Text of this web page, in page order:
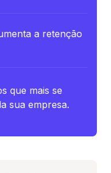
a retenção
que mais se
sua empresa.